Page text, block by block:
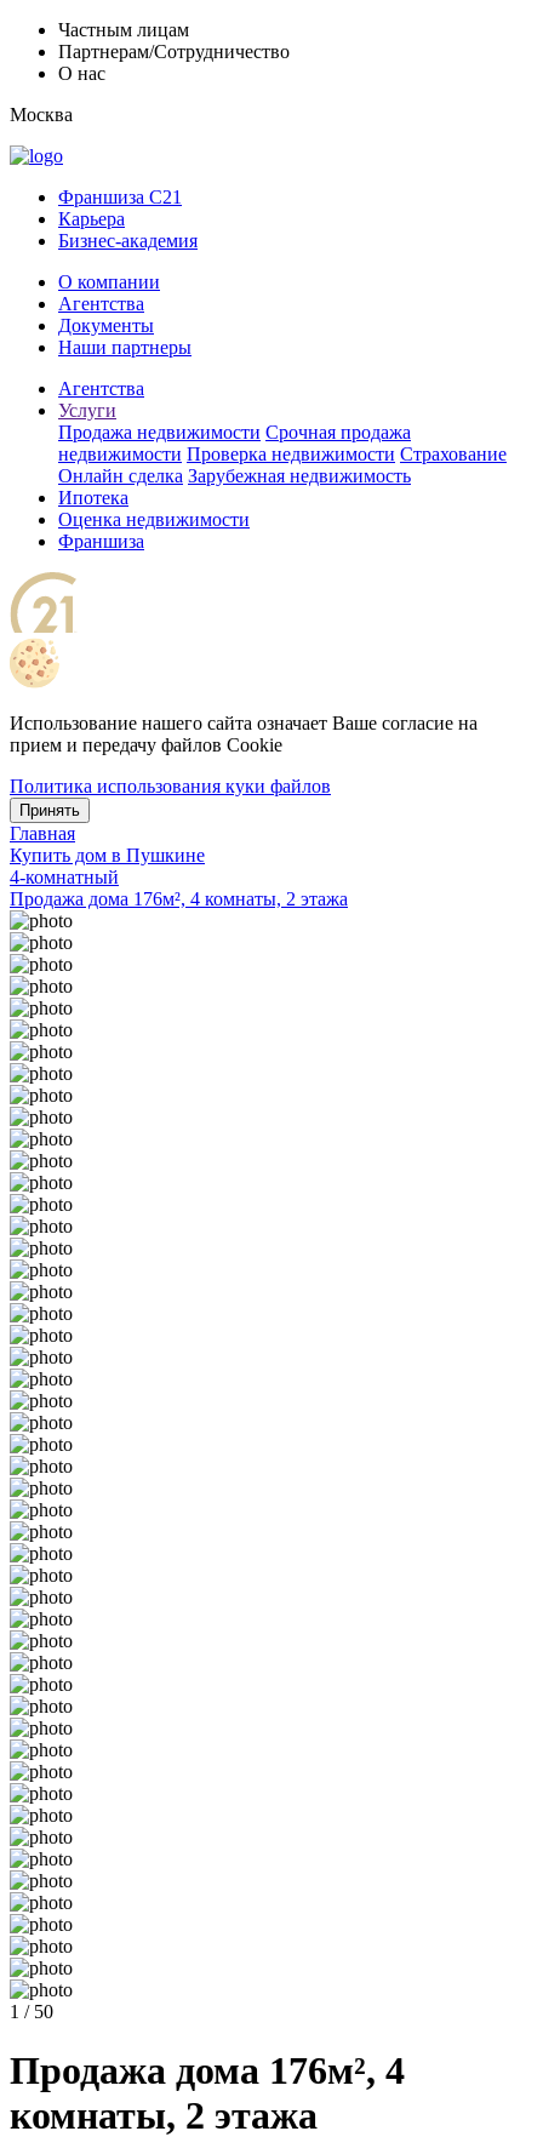
Частным лицам
Партнерам/Сотрудничество
О нас
Москва
Франшиза C21
Карьера
Бизнес-академия
О компании
Агентства
Документы
Наши партнеры
Агентства
Услуги
Продажа недвижимости Срочная продажа
недвижимости Проверка недвижимости Страхование
Онлайн сделка Зарубежная недвижимость
Ипотека
Оценка недвижимости
Франшиза
Использование нашего сайта означает Ваше согласие на
прием и передачу файлов Cookie
Политика использования куки файлов
Принять
Главная
Купить дом в Пушкине
4-комнатный
Продажа дома 176м², 4 комнаты, 2 этажа
1 / 50
Продажа дома 176м², 4
комнаты, 2 этажа